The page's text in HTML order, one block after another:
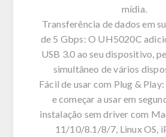
mídia.
Transferência de dados em
de 5 Gbps: O UH5020C
USB 3.0 ao seu dispositivo,
simultâneo de vários
Fácil de usar com Plug &
e começar a usar em
instalação sem driver com
11/10/8.1/8/7, Linux OS,